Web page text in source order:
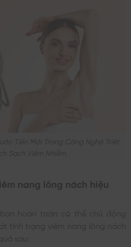
Tiến Mới Trong Công Nghệ Triệt
Sạch Viêm Nhiễm.
nang lông nách hiệu
hoàn toàn có thể chủ động
tình trạng viêm nang lông nách
sau: